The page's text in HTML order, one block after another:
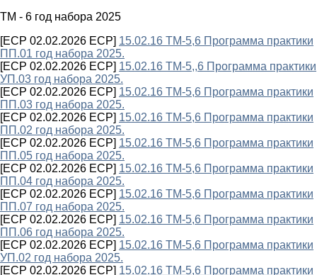
ТМ - 6 год набора 2025
[ECP 02.02.2026 ECP] 15.02.16 ТМ-5,6 Программа практики
ПП.01 год набора 2025.
[ECP 02.02.2026 ECP] 15.02.16 ТМ-5,,6 Программа практики
УП.03 год набора 2025.
[ECP 02.02.2026 ECP] 15.02.16 ТМ-5,6 Программа практики
ПП.03 год набора 2025.
[ECP 02.02.2026 ECP] 15.02.16 ТМ-5,6 Программа практики
ПП.02 год набора 2025.
[ECP 02.02.2026 ECP] 15.02.16 ТМ-5,6 Программа практики
ПП.05 год набора 2025.
[ECP 02.02.2026 ECP] 15.02.16 ТМ-5,6 Программа практики
ПП.04 год набора 2025.
[ECP 02.02.2026 ECP] 15.02.16 ТМ-5,6 Программа практики
ПП.07 год набора 2025.
[ECP 02.02.2026 ECP] 15.02.16 ТМ-5,6 Программа практики
ПП.06 год набора 2025.
[ECP 02.02.2026 ECP] 15.02.16 ТМ-5,6 Программа практики
УП.02 год набора 2025.
[ECP 02.02.2026 ECP] 15.02.16 ТМ-5,6 Программа практики